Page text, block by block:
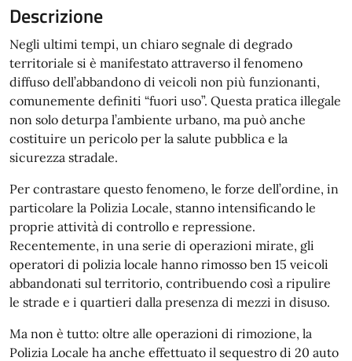
Descrizione
Negli ultimi tempi, un chiaro segnale di degrado
territoriale si è manifestato attraverso il fenomeno
diffuso dell’abbandono di veicoli non più funzionanti,
comunemente definiti “fuori uso”. Questa pratica illegale
non solo deturpa l’ambiente urbano, ma può anche
costituire un pericolo per la salute pubblica e la
sicurezza stradale.
Per contrastare questo fenomeno, le forze dell’ordine, in
particolare la Polizia Locale, stanno intensificando le
proprie attività di controllo e repressione.
Recentemente, in una serie di operazioni mirate, gli
operatori di polizia locale hanno rimosso ben 15 veicoli
abbandonati sul territorio, contribuendo così a ripulire
le strade e i quartieri dalla presenza di mezzi in disuso.
Ma non è tutto: oltre alle operazioni di rimozione, la
Polizia Locale ha anche effettuato il sequestro di 20 auto